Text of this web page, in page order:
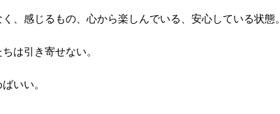
、感じるもの、心から楽しんでいる、安心している状態。
は引き寄せない。
いい。